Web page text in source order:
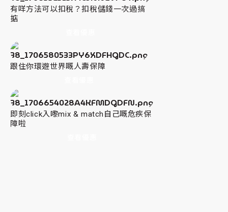
有咩方法可以扣稅？扣稅儲錢一次過搞
掂
跟住你環遊世界嘅人壽保障
即刻click入嚟mix & match自己嘅危疾保
障啦